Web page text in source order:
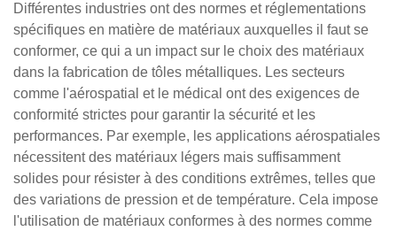
Différentes industries ont des normes et réglementations
spécifiques en matière de matériaux auxquelles il faut se
conformer, ce qui a un impact sur le choix des matériaux
dans la fabrication de tôles métalliques. Les secteurs
comme l'aérospatial et le médical ont des exigences de
conformité strictes pour garantir la sécurité et les
performances. Par exemple, les applications aérospatiales
nécessitent des matériaux légers mais suffisamment
solides pour résister à des conditions extrêmes, telles que
des variations de pression et de température. Cela impose
l'utilisation de matériaux conformes à des normes comme